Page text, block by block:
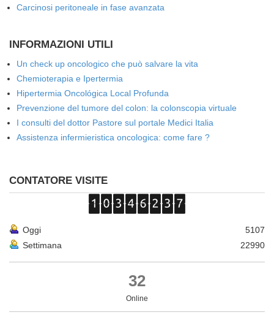
Carcinosi peritoneale in fase avanzata
INFORMAZIONI UTILI
Un check up oncologico che può salvare la vita
Chemioterapia e Ipertermia
Hipertermia Oncológica Local Profunda
Prevenzione del tumore del colon: la colonscopia virtuale
I consulti del dottor Pastore sul portale Medici Italia
Assistenza infermieristica oncologica: come fare ?
CONTATORE VISITE
Oggi
5107
Settimana
22990
32
Online